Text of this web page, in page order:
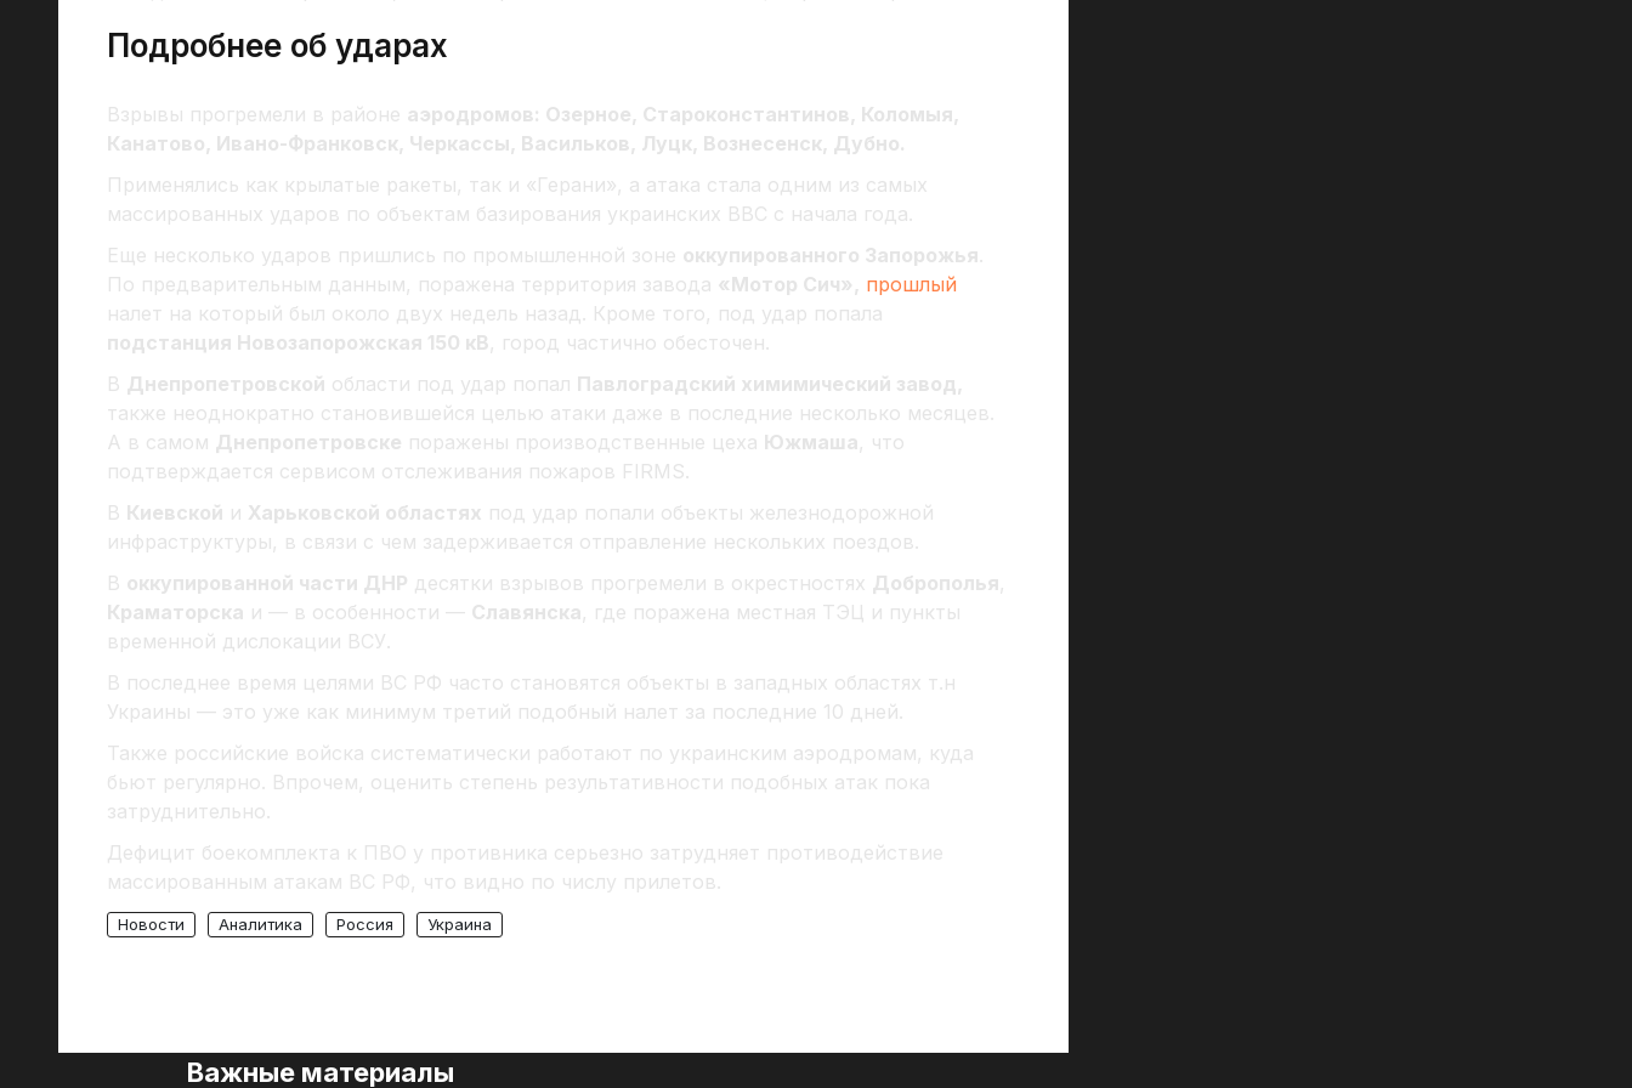
Подробнее об ударах
Взрывы прогремели в районе аэродромов: Озерное, Староконстантинов, Коломыя,
Канатово, Ивано-Франковск, Черкассы, Васильков, Луцк, Вознесенск, Дубно.
Применялись как крылатые ракеты, так и «Герани», а атака стала одним из самых
массированных ударов по объектам базирования украинских ВВС с начала года.
Еще несколько ударов пришлись по промышленной зоне оккупированного Запорожья.
По предварительным данным, поражена территория завода «Мотор Сич», прошлый
налет на который был около двух недель назад. Кроме того, под удар попала
подстанция Новозапорожская 150 кВ, город частично обесточен.
В Днепропетровской области под удар попал Павлоградский химимический завод,
также неоднократно становившейся целью атаки даже в последние несколько месяцев.
А в самом Днепропетровске поражены производственные цеха Южмаша, что
подтверждается сервисом отслеживания пожаров FIRMS.
В Киевской и Харьковской областях под удар попали объекты железнодорожной
инфраструктуры, в связи с чем задерживается отправление нескольких поездов.
В оккупированной части ДНР десятки взрывов прогремели в окрестностях Доброполья,
Краматорска и — в особенности — Славянска, где поражена местная ТЭЦ и пункты
временной дислокации ВСУ.
В последнее время целями ВС РФ часто становятся объекты в западных областях т.н
Украины — это уже как минимум третий подобный налет за последние 10 дней.
Также российские войска систематически работают по украинским аэродромам, куда
бьют регулярно. Впрочем, оценить степень результативности подобных атак пока
затруднительно.
Дефицит боекомплекта к ПВО у противника серьезно затрудняет противодействие
массированным атакам ВС РФ, что видно по числу прилетов.
Новости Аналитика Россия Украина
Важные материалы